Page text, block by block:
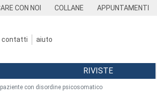
CON NOI COLLANE APPUNTAMENTI
contatti aiuto
RIVISTE
con disordine psicosomatico